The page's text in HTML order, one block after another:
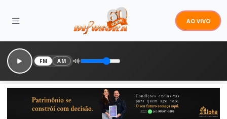
AO VIVO
FM AM